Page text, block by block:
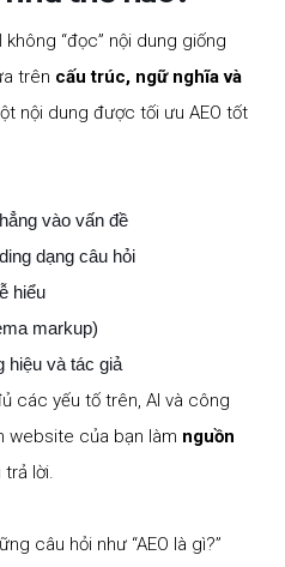
“đọc” nội dung giống
trên cấu trúc, ngữ nghĩa và
nội dung được tối ưu AEO tốt
vào vấn đề
dạng câu hỏi
hiểu
markup)
và tác giả
các yếu tố trên, AI và công
website của bạn làm nguồn
lời.
câu hỏi như “AEO là gì?”